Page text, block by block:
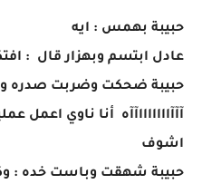
حبيبة بهمس : ايه
عادل ابتسم وبهزار قال :
حبيبة ضحكت وضربت صدره
آآآاااااااآآه أنا ناوي
اشوف
حبيبة شهقت وباست خده :